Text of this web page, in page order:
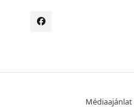
Médiaajánlat